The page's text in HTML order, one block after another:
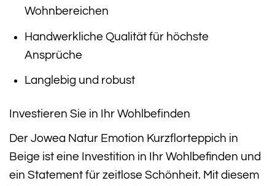
Wohnbereichen
Handwerkliche Qualität für höchste
Ansprüche
Langlebig und robust
Investieren Sie in Ihr Wohlbefinden
Der Jowea Natur Emotion Kurzflorteppich in
Beige ist eine Investition in Ihr Wohlbefinden und
ein Statement für zeitlose Schönheit. Mit diesem